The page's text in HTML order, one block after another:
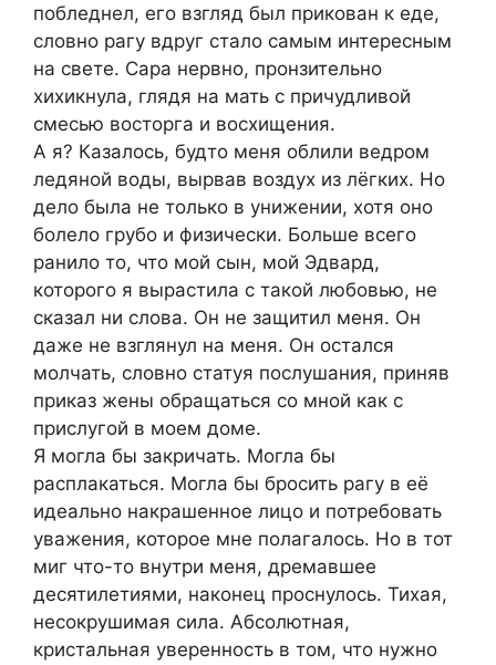
побледнел, его взгляд был прикован к еде,
словно рагу вдруг стало самым интересным
на свете. Сара нервно, пронзительно
хихикнула, глядя на мать с причудливой
смесью восторга и восхищения.
А я? Казалось, будто меня облили ведром
ледяной воды, вырвав воздух из лёгких. Но
дело была не только в унижении, хотя оно
болело грубо и физически. Больше всего
ранило то, что мой сын, мой Эдвард,
которого я вырастила с такой любовью, не
сказал ни слова. Он не защитил меня. Он
даже не взглянул на меня. Он остался
молчать, словно статуя послушания, приняв
приказ жены обращаться со мной как с
прислугой в моем доме.
Я могла бы закричать. Могла бы
расплакаться. Могла бы бросить рагу в её
идеально накрашенное лицо и потребовать
уважения, которое мне полагалось. Но в тот
миг что-то внутри меня, дремавшее
десятилетиями, наконец проснулось. Тихая,
несокрушимая сила. Абсолютная,
кристальная уверенность в том, что нужно